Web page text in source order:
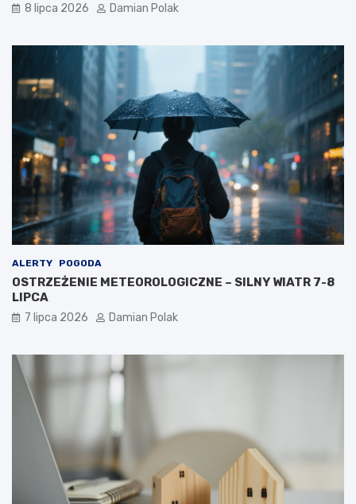
8 lipca 2026 Damian Polak
ALERTY POGODA
OSTRZEŻENIE METEOROLOGICZNE – SILNY WIATR 7-8
LIPCA
7 lipca 2026 Damian Polak